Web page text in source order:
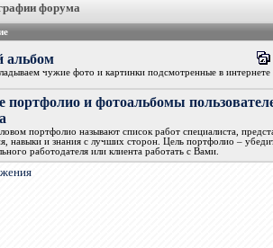
форума
чужие фото и картинки подсмотренные в интернете
портфолио и фотоальбомы
портфолио называют список работ специалиста,
навыки и знания с лучших сторон. Цель портфолио –
работодателя или клиента работать с Вами.